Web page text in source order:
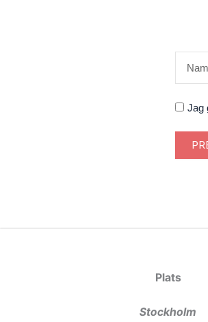
Jag
Plats
Stockholm